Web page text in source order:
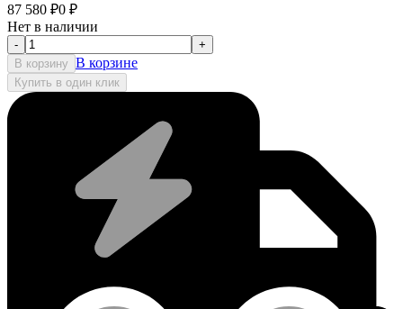
87 580 ₽0 ₽
Нет в наличии
-
+
В корзину В корзине
Купить в один клик